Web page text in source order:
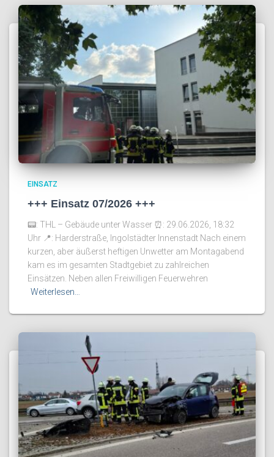
EINSATZ
+++ Einsatz 07/2026 +++
📟: THL – Gebäude unter Wasser ⏰️: 29.06.2026, 18:32
Uhr 📍: Harderstraße, Ingolstädter Innenstadt Nach einem
kurzen, aber äußerst heftigen Unwetter am Montagabend
kam es im gesamten Stadtgebiet zu zahlreichen
Einsätzen. Neben allen Freiwilligen Feuerwehren
Weiterlesen…